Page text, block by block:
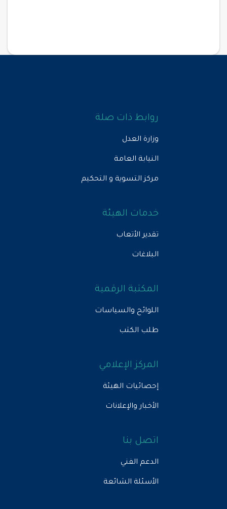
روابط ذات صلة
وزارة العدل
النيابة العامة
مركز التسوية و التحكيم
خدمات الهيئة
تقدير الأتعاب
البلاغات
المكتبة الرقمية
اللوائح والسياسات
طلب الكتب
المركز الإعلامي
إحصائيات الهيئة
الأخبار والإعلانات
اتصل بنا
الدعم الفني
الأسئلة الشائعة